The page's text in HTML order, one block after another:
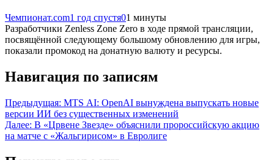
Чемпионат.com1 год спустя01 минуты
Разработчики Zenless Zone Zero в ходе прямой трансляции,
посвящённой следующему большому обновлению для игры,
показали промокод на донатную валюту и ресурсы.
Навигация по записям
Предыдущая: MTS AI: OpenAI вынуждена выпускать новые
версии ИИ без существенных изменений
Далее: В «Црвене Звезде» объяснили пророссийскую акцию
на матче с «Жальгирисом» в Евролиге